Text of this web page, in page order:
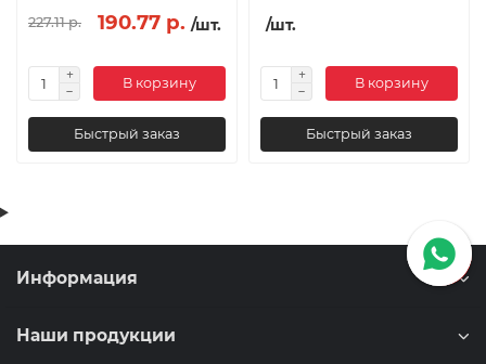
227.11 р. 190.77 р. /шт.
В корзину
Быстрый заказ
/шт.
В корзину
Быстрый заказ
Информация
Наши продукции